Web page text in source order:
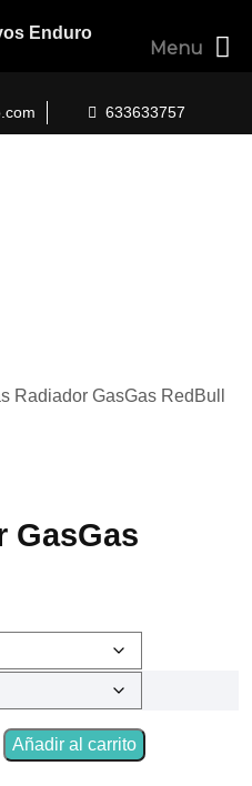
633633757
Radiador GasGas RedBull
GasGas
Añadir al carrito
Menu